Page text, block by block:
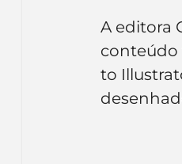
Ferramentas
Inteligência Artificial
A editora
conteúdo
to